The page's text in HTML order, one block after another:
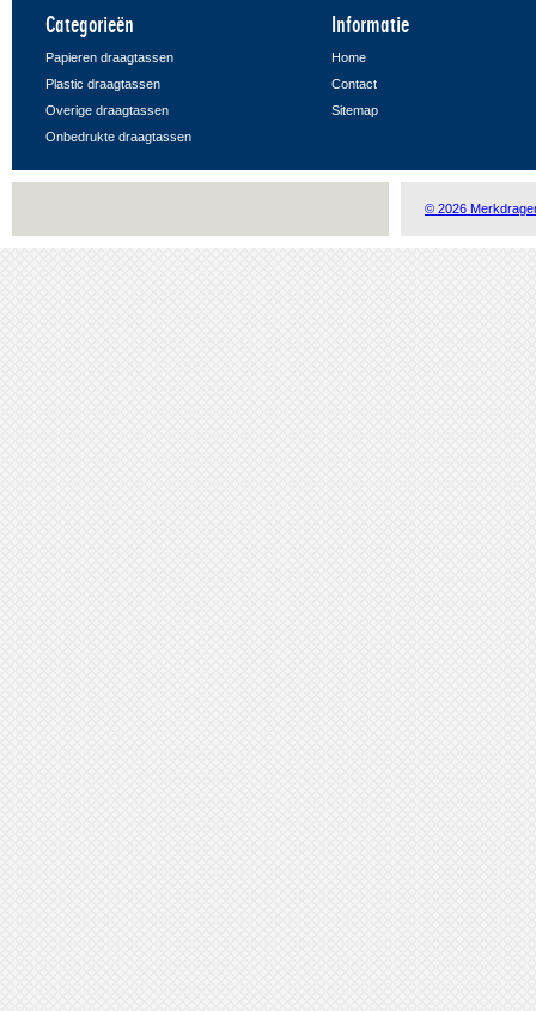
Categorieën
Papieren draagtassen
Plastic draagtassen
Overige draagtassen
Onbedrukte draagtassen
Informatie
Home
Contact
Sitemap
© 2026